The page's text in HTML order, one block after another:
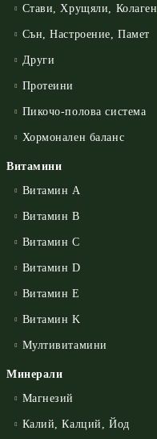
Стави, Хрущяли, Колаген
Сън, Настроение, Памет
Други
Протеини
Пикочо-полова система
Хормонален баланс
Витамини
Витамин А
Витамин B
Витамин C
Витамин D
Витамин E
Витамин K
Мултивитамини
Минерали
Магнезий
Калий, Калций, Йод